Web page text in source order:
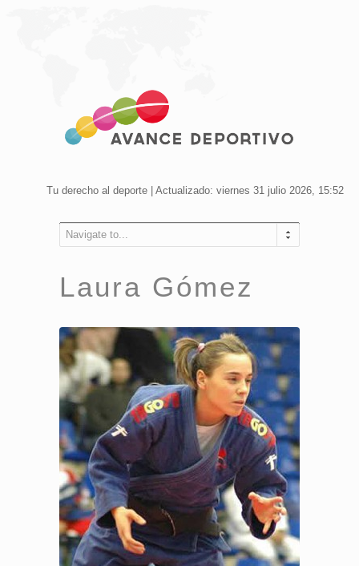
Tu derecho al deporte | Actualizado: viernes 31 julio 2026, 15:52
Navigate to...
Laura Gómez